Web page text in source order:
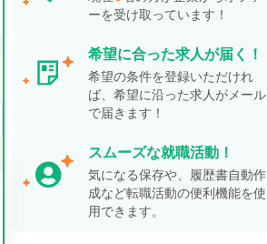
ーを受け取っています！
希望に合った求人が届く！
希望の条件を登録いただけれ
ば、希望に沿った求人がメール
で届きます！
スムーズな就職活動！
気になる保存や、履歴書自動作
成など転職活動の便利機能を使
用できます。